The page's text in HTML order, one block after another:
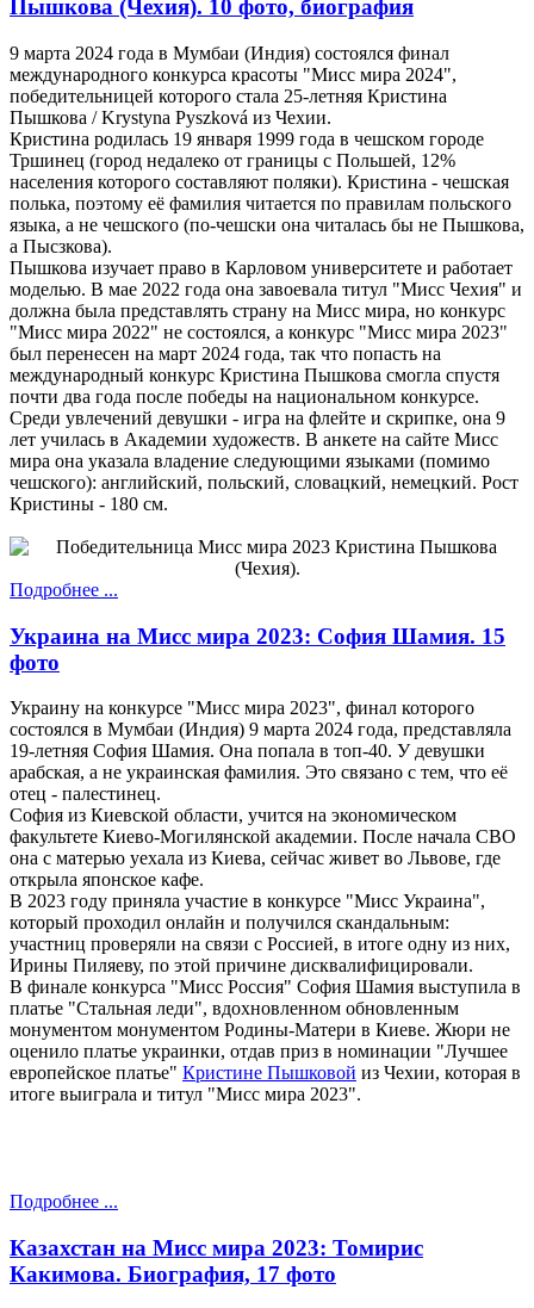
Пышкова (Чехия). 10 фото, биография
9 марта 2024 года в Мумбаи (Индия) состоялся финал
международного конкурса красоты "Мисс мира 2024",
победительницей которого стала 25-летняя Кристина
Пышкова / Krystyna Pyszková из Чехии.
Кристина родилась 19 января 1999 года в чешском городе
Тршинец (город недалеко от границы с Польшей, 12%
населения которого составляют поляки). Кристина - чешская
полька, поэтому её фамилия читается по правилам польского
языка, а не чешского (по-чешски она читалась бы не Пышкова,
а Пысзкова).
Пышкова изучает право в Карловом университете и работает
моделью. В мае 2022 года она завоевала титул "Мисс Чехия" и
должна была представлять страну на Мисс мира, но конкурс
"Мисс мира 2022" не состоялся, а конкурс "Мисс мира 2023"
был перенесен на март 2024 года, так что попасть на
международный конкурс Кристина Пышкова смогла спустя
почти два года после победы на национальном конкурсе.
Среди увлечений девушки - игра на флейте и скрипке, она 9
лет училась в Академии художеств. В анкете на сайте Мисс
мира она указала владение следующими языками (помимо
чешского): английский, польский, словацкий, немецкий. Рост
Кристины - 180 см.
Подробнее ...
Украина на Мисс мира 2023: София Шамия. 15
фото
Украину на конкурсе "Мисс мира 2023", финал которого
состоялся в Мумбаи (Индия) 9 марта 2024 года, представляла
19-летняя София Шамия. Она попала в топ-40. У девушки
арабская, а не украинская фамилия. Это связано с тем, что её
отец - палестинец.
София из Киевской области, учится на экономическом
факультете Киево-Могилянской академии. После начала СВО
она с матерью уехала из Киева, сейчас живет во Львове, где
открыла японское кафе.
В 2023 году приняла участие в конкурсе "Мисс Украина",
который проходил онлайн и получился скандальным:
участниц проверяли на связи с Россией, в итоге одну из них,
Ирины Пиляеву, по этой причине дисквалифицировали.
В финале конкурса "Мисс Россия" София Шамия выступила в
платье "Стальная леди", вдохновленном обновленным
монументом монументом Родины-Матери в Киеве. Жюри не
оценило платье украинки, отдав приз в номинации "Лучшее
европейское платье" Кристине Пышковой из Чехии, которая в
итоге выиграла и титул "Мисс мира 2023".
Подробнее ...
Казахстан на Мисс мира 2023: Томирис
Какимова. Биография, 17 фото